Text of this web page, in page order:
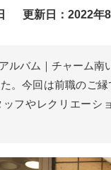
更新日：2022年
ルバム｜チャーム南
。今回は前職のご
フやレクリエーシ